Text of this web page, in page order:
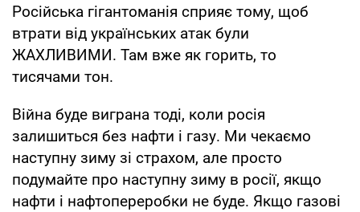
Російська гігантоманія сприяє тому, щоб
втрати від українських атак були
ЖАХЛИВИМИ. Там вже як горить, то
тисячами тон.
Війна буде виграна тоді, коли росія
залишиться без нафти і газу. Ми чекаємо
наступну зиму зі страхом, але просто
подумайте про наступну зиму в росії, якщо
нафти і нафтопереробки не буде. Якщо газові